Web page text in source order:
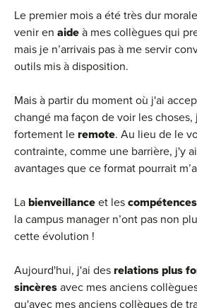
Le premier mois a été très dur
venir en aide à mes collègues qui
mais je n’arrivais pas à me servir
outils mis à disposition.
Mais à partir du moment où j'ai
changé ma façon de voir les choses,
fortement le remote. Au lieu de le
contrainte, comme une barrière, j'y
avantages que ce format pourrait
La bienveillance et les
la campus manager n’ont pas non
cette évolution !
Aujourd'hui, j'ai des relations plus
sincères avec mes anciens
qu'avec mes anciens collègues de